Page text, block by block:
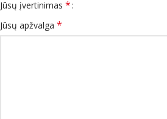
Jūsų įvertinimas *
Jūsų apžvalga *